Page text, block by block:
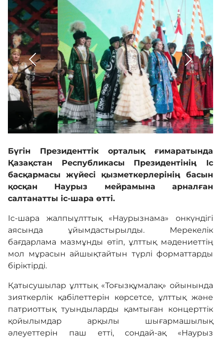
Мемлекеттік сатып алу
Кадрмен қамтамасыз ету
Білім базасы
Қызмет
Кері байланыс
Адалдық алаңы
Нашар көретіндерге
арналған нұсқа
Бүгін Президенттік орталық ғимаратында
Қазақстан Республикасы Президентінің Іс
басқармасы жүйесі қызметкерлерінің басын
қосқан Наурыз мейрамына арналған
салтанатты іс-шара өтті.
Іс-шара жалпыұлттық «Наурызнама» онкүндігі
аясында ұйымдастырылды. Мерекелік
бағдарлама мазмұнды өтіп, ұлттық мәдениеттің
мол мұрасын айшықтайтын түрлі форматтарды
біріктірді.
Қатысушылар ұлттық «Тоғызқұмалақ» ойынында
зияткерлік қабілеттерін көрсетсе, ұлттық және
патриоттық туындыларды қамтыған концерттік
қойылымдар арқылы шығармашылық
әлеуеттерін паш етті, сондай-ақ «Наурыз